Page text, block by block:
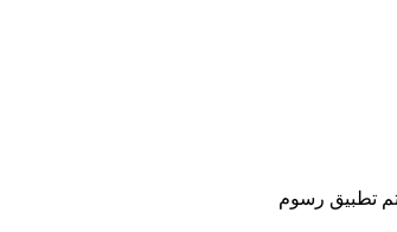
تطبيق رسوم